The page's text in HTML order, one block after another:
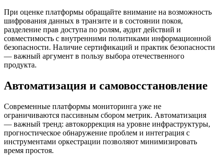
При оценке платформы обращайте внимание на возможность
шифрования данных в транзите и в состоянии покоя,
разделение прав доступа по ролям, аудит действий и
совместимость с внутренними политиками информационной
безопасности. Наличие сертификаций и практик безопасности
— важный аргумент в пользу выбора отечественного
продукта.
Автоматизация и самовосстановление
Современные платформы мониторинга уже не
ограничиваются пассивным сбором метрик. Автоматизация
— важный тренд: автокоррекция на уровне инфраструктуры,
прогностическое обнаружение проблем и интеграция с
инструментами оркестрации позволяют минимизировать
время простоя.